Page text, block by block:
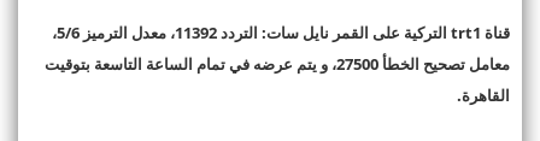
قناة trt1 التركية على القمر نايل سات: التردد 11392، معدل الترميز 5/6،
معامل تصحيح الخطأ 27500، و يتم عرضه في تمام الساعة التاسعة بتوقيت
القاهرة.